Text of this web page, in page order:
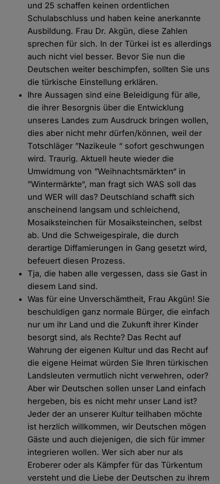
und 25 schaffen keinen ordentlichen
Schulabschluss und haben keine anerkannte
Ausbildung. Frau Dr. Akgün, diese Zahlen
sprechen für sich. In der Türkei ist es allerdings
auch nicht viel besser. Bevor Sie nun die
Deutschen weiter beschimpfen, sollten Sie uns
die türkische Einstellung erklären.
Ihre Aussagen sind eine Beleidigung für alle,
die ihrer Besorgnis über die Entwicklung
unseres Landes zum Ausdruck bringen wollen,
dies aber nicht mehr dürfen/können, weil der
Totschläger ”Nazikeule “ sofort geschwungen
wird. Traurig. Aktuell heute wieder die
Umwidmung von ”Weihnachtsmärkten“ in
”Wintermärkte“, man fragt sich WAS soll das
und WER will das? Deutschland schafft sich
anscheinend langsam und schleichend,
Mosaiksteinchen für Mosaiksteinchen, selbst
ab. Und die Schweigespirale, die durch
derartige Diffamierungen in Gang gesetzt wird,
befeuert diesen Prozess.
Tja, die haben alle vergessen, dass sie Gast in
diesem Land sind.
Was für eine Unverschämtheit, Frau Akgün! Sie
beschuldigen ganz normale Bürger, die einfach
nur um ihr Land und die Zukunft ihrer Kinder
besorgt sind, als Rechte? Das Recht auf
Wahrung der eigenen Kultur und das Recht auf
die eigene Heimat würden Sie Ihren türkischen
Landsleuten vermutlich nicht verwehren, oder?
Aber wir Deutschen sollen unser Land einfach
hergeben, bis es nicht mehr unser Land ist?
Jeder der an unserer Kultur teilhaben möchte
ist herzlich willkommen, wir Deutschen mögen
Gäste und auch diejenigen, die sich für immer
integrieren wollen. Wer sich aber nur als
Eroberer oder als Kämpfer für das Türkentum
versteht und die Liebe der Deutschen zu ihrem